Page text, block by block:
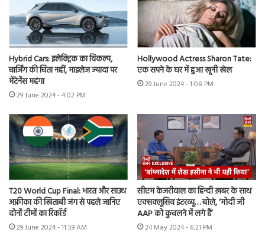
Hybrid Cars: इलेक्ट्रिक का विकल्प,
चार्जिंग की चिंता नहीं, माइलेज ज्यादा पर
मेंटेनेंस महंगा
29 June 2024 - 4:02 PM
Hollywood Actress Sharon Tate:
एक सपने के घर में हुआ खूनी खेल
29 June 2024 - 1:08 PM
T20 World Cup Final: भारत और साउथ
अफ्रीका की खिताबी जंग से पहले जानिए
दोनों टीमों का रिकॉर्ड
29 June 2024 - 11:59 AM
सीएम केजरीवाल का हिन्दी ख़बर के साथ
एक्सक्लूसिव इंटरव्यू… बोले, ‘मोदी जी
AAP को कुचलने में लगे हैं’
24 May 2024 - 6:21 PM